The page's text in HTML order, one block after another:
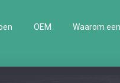
OEM Waarom